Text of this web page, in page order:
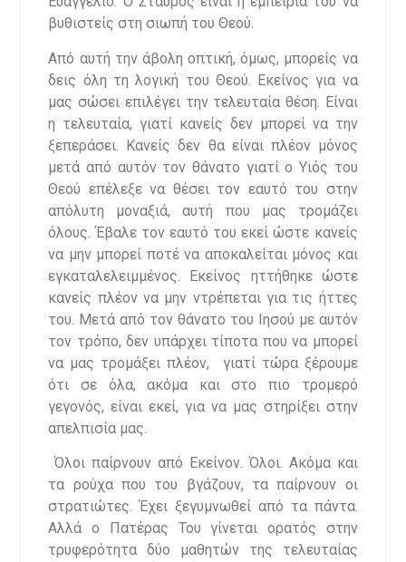
βυθιστείς στη σιωπή του Θεού.
Από αυτή την άβολη οπτική, όμως, μπορείς να
δεις όλη τη λογική του Θεού. Εκείνος για να
μας σώσει επιλέγει την τελευταία θέση. Είναι
η τελευταία, γιατί κανείς δεν μπορεί να την
ξεπεράσει. Κανείς δεν θα είναι πλέον μόνος
μετά από αυτόν τον θάνατο γιατί ο Υιός του
Θεού επέλεξε να θέσει τον εαυτό του στην
απόλυτη μοναξιά, αυτή που μας τρομάζει
όλους. Έβαλε τον εαυτό του εκεί ώστε κανείς
να μην μπορεί ποτέ να αποκαλείται μόνος και
εγκαταλελειμμένος. Εκείνος ηττήθηκε ώστε
κανείς πλέον να μην ντρέπεται για τις ήττες
του. Μετά από τον θάνατο του Ιησού με αυτόν
τον τρόπο, δεν υπάρχει τίποτα που να μπορεί
να μας τρομάξει πλέον, γιατί τώρα ξέρουμε
ότι σε όλα, ακόμα και στο πιο τρομερό
γεγονός, είναι εκεί, για να μας στηρίξει στην
απελπισία μας.
Όλοι παίρνουν από Εκείνον. Όλοι. Ακόμα και
τα ρούχα που του βγάζουν, τα παίρνουν οι
στρατιώτες. Έχει ξεγυμνωθεί από τα πάντα.
Αλλά ο Πατέρας Του γίνεται ορατός στην
τρυφερότητα δύο μαθητών της τελευταίας